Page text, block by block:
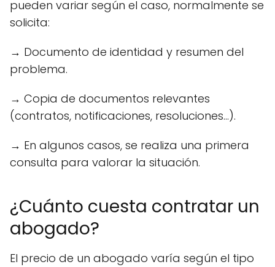
pueden variar según el caso, normalmente se
solicita:
→ Documento de identidad y resumen del
problema.
→ Copia de documentos relevantes
(contratos, notificaciones, resoluciones...).
→ En algunos casos, se realiza una primera
consulta para valorar la situación.
¿Cuánto cuesta contratar un
abogado?
El precio de un abogado varía según el tipo